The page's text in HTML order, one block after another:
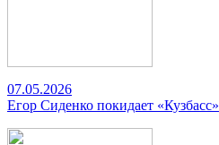
07.05.2026
Егор Сиденко покидает «Кузбасс»